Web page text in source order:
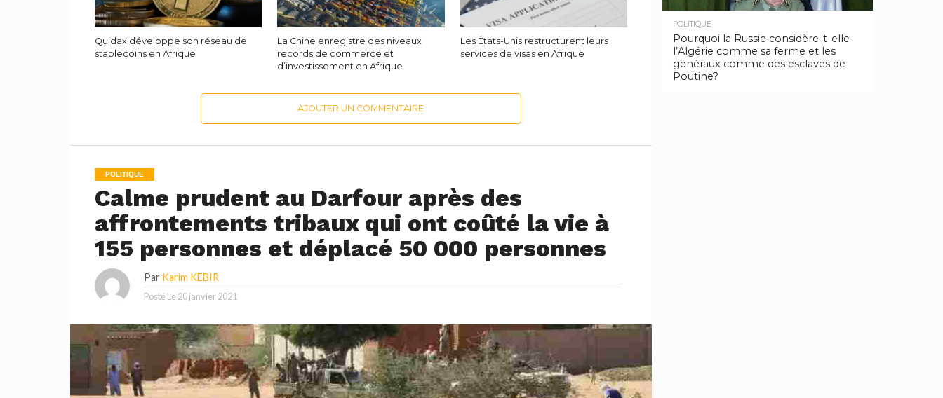
Quidax développe son réseau de
stablecoins en Afrique
La Chine enregistre des niveaux
records de commerce et
d’investissement en Afrique
Les États-Unis restructurent leurs
services de visas en Afrique
AJOUTER UN COMMENTAIRE
POLITIQUE
Calme prudent au Darfour après des
affrontements tribaux qui ont coûté la vie à
155 personnes et déplacé 50 000 personnes
Par Karim KEBIR
Posté Le 20 janvier 2021
POLITIQUE
Pourquoi la Russie considère-t-elle
l’Algérie comme sa ferme et les
généraux comme des esclaves de
Poutine?